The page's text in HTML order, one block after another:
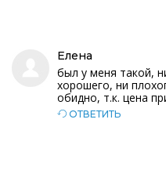
Елена
был у меня такой,
хорошего, ни
обидно, т.к. цена
ОТВЕТИТЬ